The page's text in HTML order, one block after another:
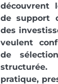
découvrent
de support
des
veulent
de
pratique,